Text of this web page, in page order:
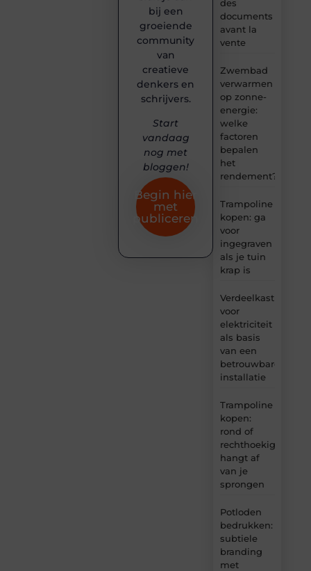
des
documents
avant la
vente
Zwembad
verwarmen
op zonne-
energie:
welke
factoren
bepalen
het
rendement?
Trampoline
kopen: ga
voor
ingegraven
als je tuin
krap is
Verdeelkast
voor
elektriciteit
als basis
van een
betrouwbare
installatie
Trampoline
kopen:
rond of
rechthoekig
hangt af
van je
sprongen
Potloden
bedrukken:
subtiele
branding
met
bij een
groeiende
community
van
creatieve
denkers en
schrijvers.
Start
vandaag
nog met
bloggen!
Begin hier
met
publiceren